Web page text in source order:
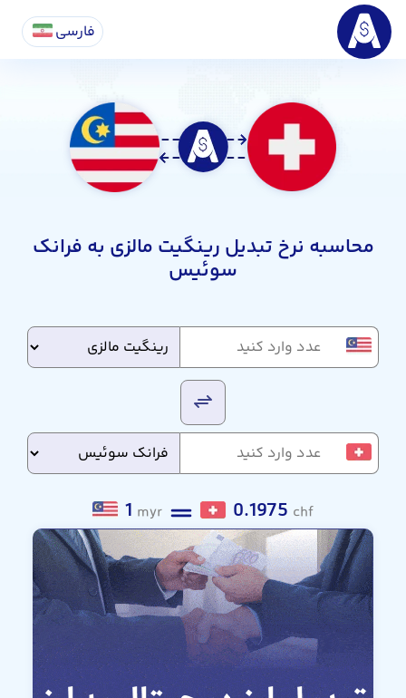
فارسی
محاسبه نرخ تبدیل رینگیت مالزی به فرانک
سوئیس
1 myr 0.1975 chf